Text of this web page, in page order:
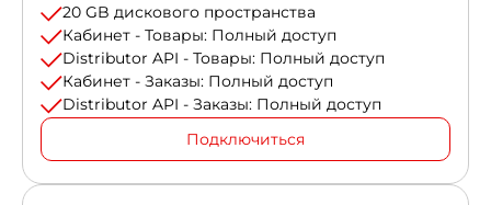
20 GB дискового пространства
Кабинет - Товары: Полный доступ
Distributor API - Товары: Полный доступ
Кабинет - Заказы: Полный доступ
Distributor API - Заказы: Полный доступ
Подключиться